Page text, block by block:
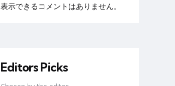
表示できるコメントはありません。
Editors Picks